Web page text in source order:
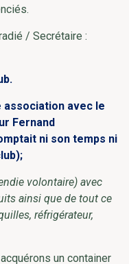
/ Secrétaire :
association avec le
Fernand
ni son temps ni
volontaire) avec
ainsi que de tout ce
réfrigérateur,
un container